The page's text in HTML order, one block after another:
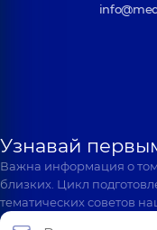
Узнавай
Важна информация о
близких. Цикл
тематических советов